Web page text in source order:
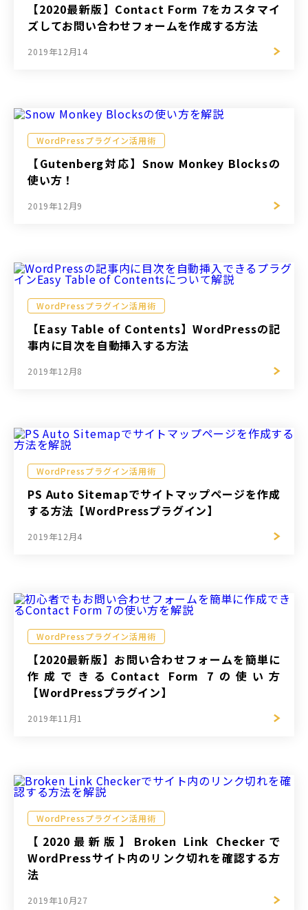
【2020最新版】Contact Form 7をカスタマイ
ズしてお問い合わせフォームを作成する方法
2019年12月14
WordPressプラグイン活用術
【Gutenberg対応】Snow Monkey Blocksの
使い方！
2019年12月9
WordPressプラグイン活用術
【Easy Table of Contents】WordPressの記
事内に目次を自動挿入する方法
2019年12月8
WordPressプラグイン活用術
PS Auto Sitemapでサイトマップページを作成
する方法【WordPressプラグイン】
2019年12月4
WordPressプラグイン活用術
【2020最新版】お問い合わせフォームを簡単に
作成できるContact Form 7の使い方
【WordPressプラグイン】
2019年11月1
WordPressプラグイン活用術
【2020最新版】Broken Link Checkerで
WordPressサイト内のリンク切れを確認する方
法
2019年10月27